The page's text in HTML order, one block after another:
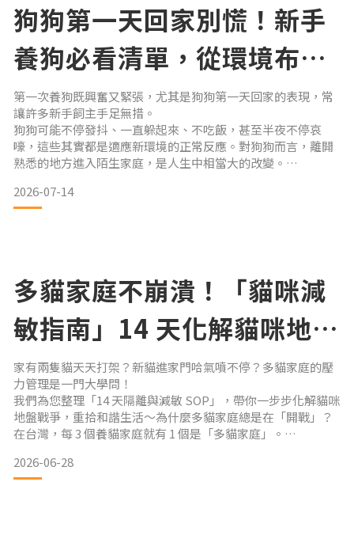
狗狗第一天回家別慌！新手
養狗必看清單，從環境布置
到適應陪伴一次搞懂
第一次養狗既興奮又緊張，尤其是狗狗第一天回家的表現，常
讓許多新手飼主手足無措。
狗狗可能不停發抖、一直躲起來、不吃飯，甚至半夜不停哀
嚎，這些其實都是適應新環境的正常反應。對狗狗而言，離開
熟悉的地方進入陌生家庭，是人生中相當大的改變。
信任感。我們為您整理新手養狗最完整攻略，從居家環境準
備、必備用品、第一天照顧重點，到狗狗適應法則一次解析，
2026-07-14
多貓家庭不崩潰！「貓咪減
敏指南」14 天化解貓咪地盤
戰爭
家有兩隻貓天天打架？新貓進家門哈氣噴不停？多貓家庭的壓
力管理是一門大學問！
我們為您整理「14 天隔離與減敏 SOP」，帶你一步步化解貓咪
地盤戰爭，重拾和諧生活～為什麼多貓家庭總是在「開戰」？
在台灣，每 3 個養貓家庭就有 1 個是「多貓家庭」。
85% 的野貓基因，具有極強的地域性本能。當生活空間重疊、
核心資源（食物、水、貓砂盆）不足時，貓咪就會陷入慢性焦
2026-06-28